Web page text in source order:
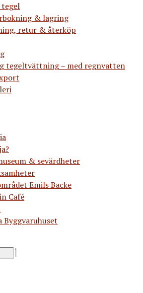
& lagring
retur & återköp
tegeltvättning – med regnvatten
& sevärdheter
Emils Backe
Café
Byggvaruhuset